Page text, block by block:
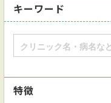
キーワード
特徴